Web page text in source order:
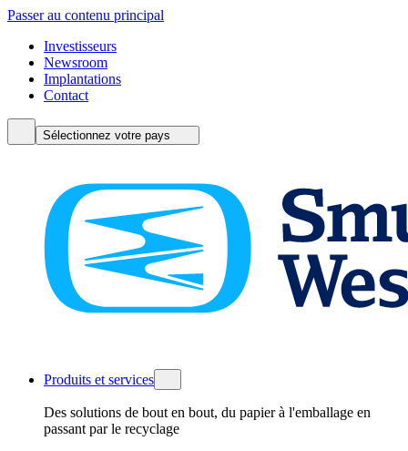
Passer au contenu principal
Investisseurs
Newsroom
Implantations
Contact
Sélectionnez votre pays
Produits et services
Des solutions de bout en bout, du papier à l'emballage en
passant par le recyclage